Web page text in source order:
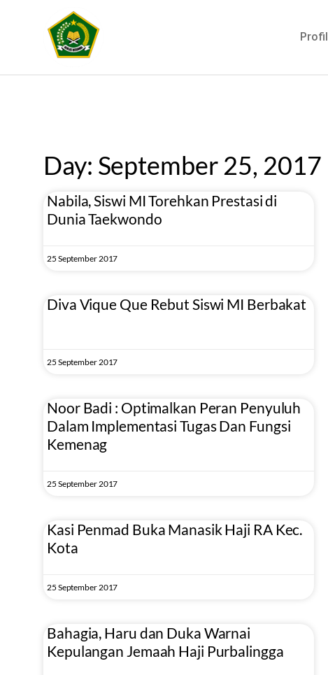
Profil
Day: September 25, 2017
Nabila, Siswi MI Torehkan Prestasi di
Dunia Taekwondo
25 September 2017
Diva Vique Que Rebut Siswi MI Berbakat
25 September 2017
Noor Badi : Optimalkan Peran Penyuluh
Dalam Implementasi Tugas Dan Fungsi
Kemenag
25 September 2017
Kasi Penmad Buka Manasik Haji RA Kec.
Kota
25 September 2017
Bahagia, Haru dan Duka Warnai
Kepulangan Jemaah Haji Purbalingga